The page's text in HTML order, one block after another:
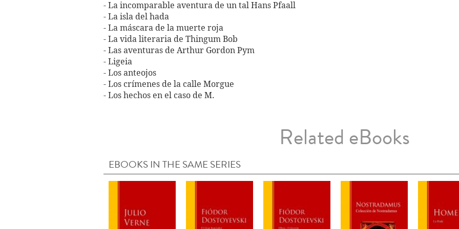
- La incomparable aventura de un tal Hans Pfaall
- La isla del hada
- La máscara de la muerte roja
- La vida literaria de Thingum Bob
- Las aventuras de Arthur Gordon Pym
- Ligeia
- Los anteojos
- Los crímenes de la calle Morgue
- Los hechos en el caso de M.
Related eBooks
EBOOKS IN THE SAME SERIES